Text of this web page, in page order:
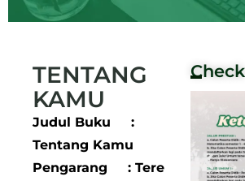
TENTANG
KAMU
Judul Buku :
Tentang Kamu
Pengarang : Tere